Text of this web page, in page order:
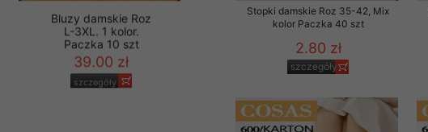
Bluzy damskie Roz
L-3XL. 1 kolor.
Stopki damskie Roz 35-42, Mix
kolor Paczka 40 szt
2.80 zł
szczegóły